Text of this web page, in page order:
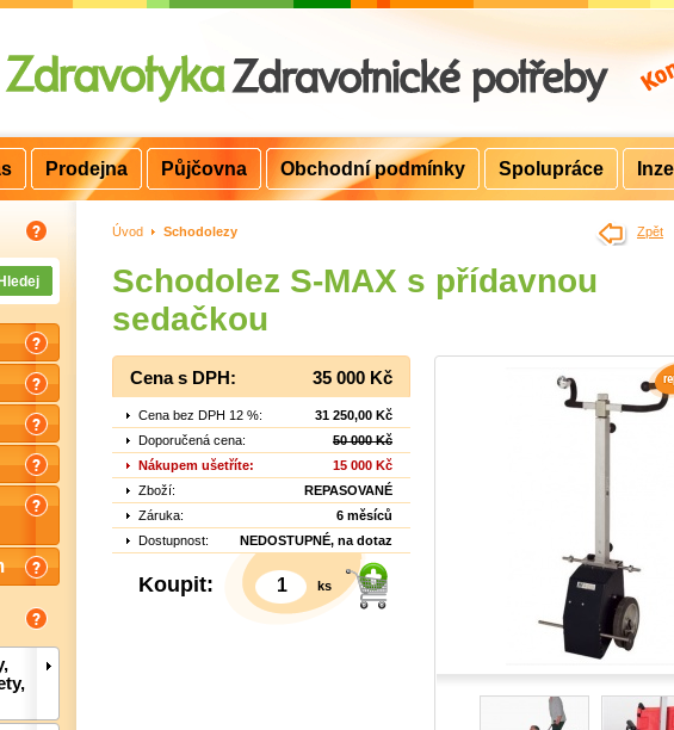
Úvod > Schodolezy
Schodolez S-MAX s přídavnou
sedačkou
Cena s DPH: 35 000 Kč
Cena bez DPH 12 %:
31 250,00 Kč
Doporučená cena:
50 000 Kč
Nákupem ušetříte:
15 000 Kč
Zboží:
REPASOVANÉ
Záruka:
6 měsíců
Dostupnost:
NEDOSTUPNÉ, na dotaz
Koupit: ks
Zpět
Prodejna Půjčovna Obchodní podmínky Spolupráce